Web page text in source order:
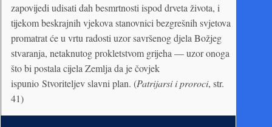
zapovijedi udisati dah besmrtnosti ispod drveta života, i
tijekom beskrajnih vjekova stanovnici bezgrešnih svjetova
promatrat će u vrtu radosti uzor savršenog djela Božjeg
stvaranja, netaknutog prokletstvom grijeha — uzor onoga
što bi postala cijela Zemlja da je čovjek
ispunio Stvoriteljev slavni plan. (Patrijarsi i proroci, str.
41)